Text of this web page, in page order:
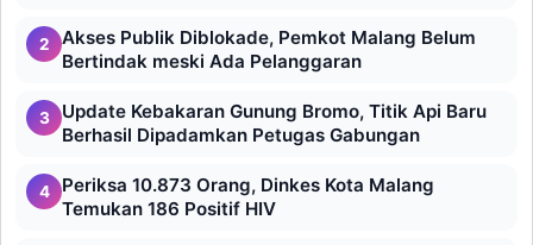
2
Akses Publik Diblokade, Pemkot Malang Belum
Bertindak meski Ada Pelanggaran
3
Update Kebakaran Gunung Bromo, Titik Api Baru
Berhasil Dipadamkan Petugas Gabungan
4
Periksa 10.873 Orang, Dinkes Kota Malang
Temukan 186 Positif HIV